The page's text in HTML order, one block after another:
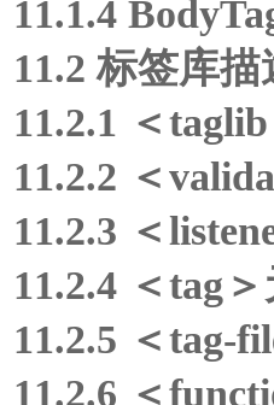
11.1.4
11.2 标签库描
11.2.1 ＜
11.2.2 ＜
11.2.3 ＜
11.2.4 ＜tag
11.2.5 ＜tag-
11.2.6 ＜